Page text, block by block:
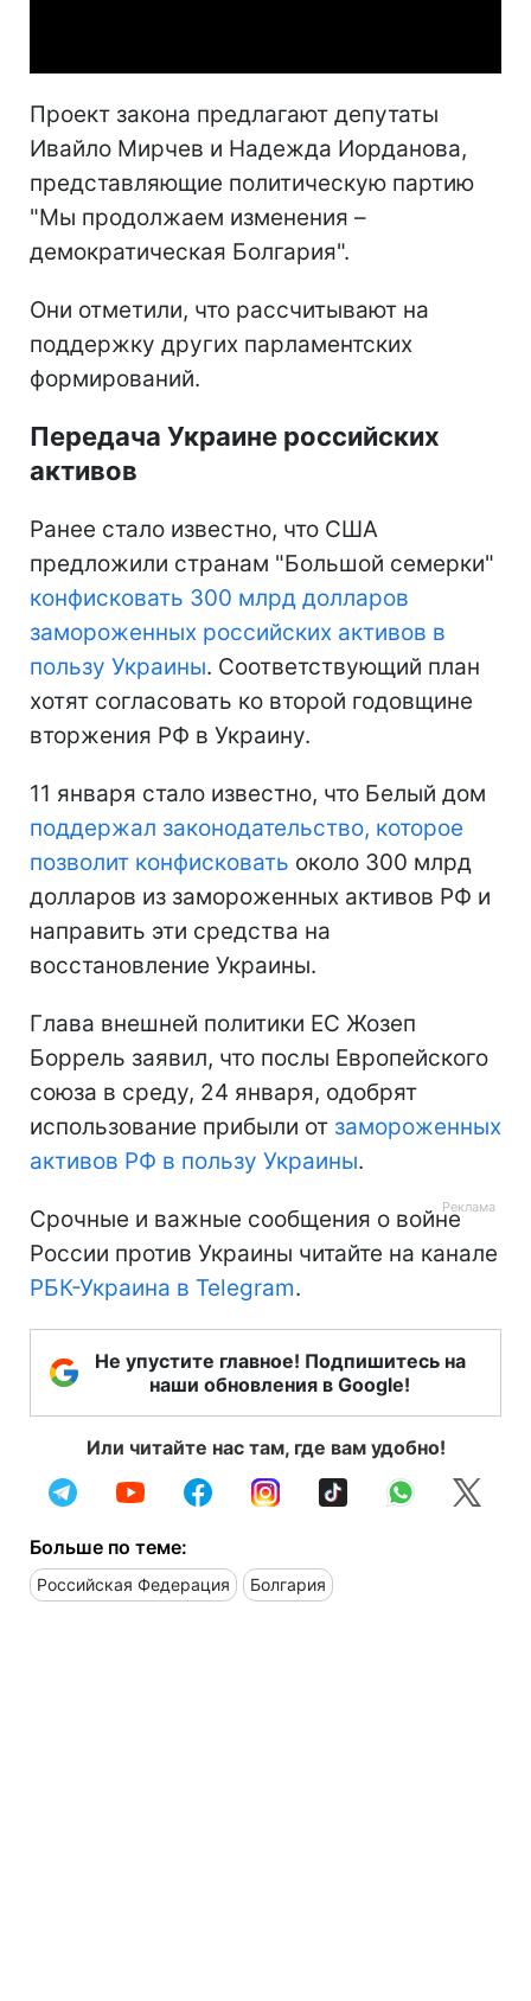
Проект закона предлагают депутаты
Ивайло Мирчев и Надежда Иорданова,
представляющие политическую партию
"Мы продолжаем изменения –
демократическая Болгария".
Они отметили, что рассчитывают на
поддержку других парламентских
формирований.
Передача Украине российских
активов
Ранее стало известно, что США
предложили странам "Большой семерки"
конфисковать 300 млрд долларов
замороженных российских активов в
пользу Украины. Соответствующий план
хотят согласовать ко второй годовщине
вторжения РФ в Украину.
11 января стало известно, что Белый дом
поддержал законодательство, которое
позволит конфисковать около 300 млрд
долларов из замороженных активов РФ и
направить эти средства на
восстановление Украины.
Глава внешней политики ЕС Жозеп
Боррель заявил, что послы Европейского
союза в среду, 24 января, одобрят
использование прибыли от замороженных
активов РФ в пользу Украины.
Срочные и важные сообщения о войне
России против Украины читайте на канале
РБК-Украина в Telegram.
Не упустите главное! Подпишитесь на
наши обновления в Google!
Или читайте нас там, где вам удобно!
Больше по теме:
Российская Федерация Болгария